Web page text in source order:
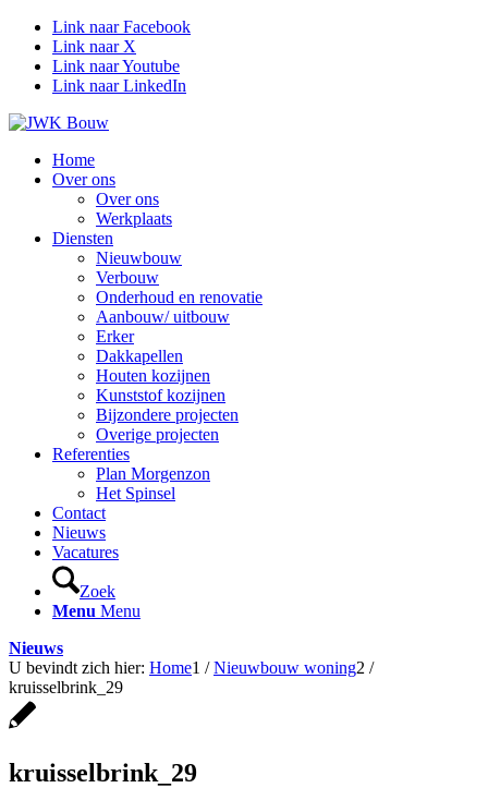
Link naar Facebook
Link naar X
Link naar Youtube
Link naar LinkedIn
Home
Over ons
Over ons
Werkplaats
Diensten
Nieuwbouw
Verbouw
Onderhoud en renovatie
Aanbouw/ uitbouw
Erker
Dakkapellen
Houten kozijnen
Kunststof kozijnen
Bijzondere projecten
Overige projecten
Referenties
Plan Morgenzon
Het Spinsel
Contact
Nieuws
Vacatures
Zoek
Menu Menu
Nieuws
U bevindt zich hier: Home1 / Nieuwbouw woning2 /
kruisselbrink_29
kruisselbrink_29